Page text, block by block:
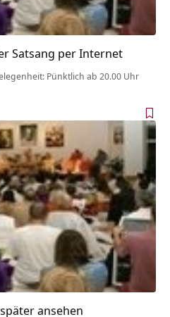
Satsang per Internet
Pünktlich ab 20.00 Uhr
ansehen